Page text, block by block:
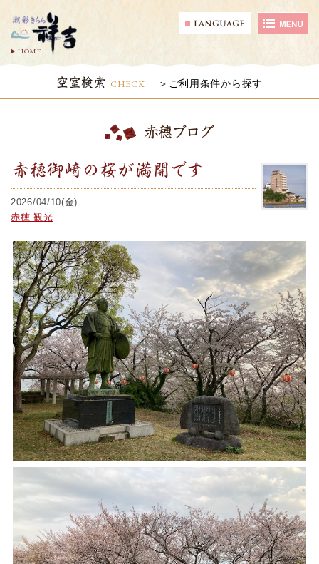
HOME
空室検索 CHECK ご利用条件から探す
赤穂ブログ
赤穂御崎の桜が満開です
2026/04/10(金)
赤穂 観光